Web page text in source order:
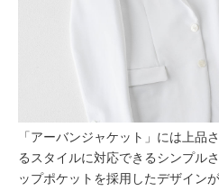
「アーバンジャケット」には上品
るスタイルに対応できるシンプル
ップポケットを採用したデザイン